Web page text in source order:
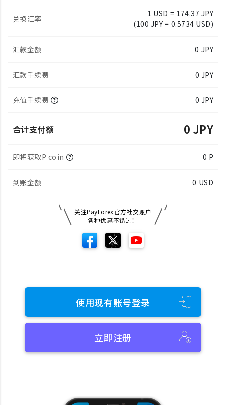
兑换汇率
1 USD = 174.37 JPY
(100 JPY = 0.5734 USD)
汇款金额 0 JPY
汇款手续费 0 JPY
充值手续费 0 JPY
合计支付额 0 JPY
即将获取P coin 0 P
到账金额 0 USD
关注PayForex官方社交账户
各种优惠不错过！
使用现有账号登录
立即注册